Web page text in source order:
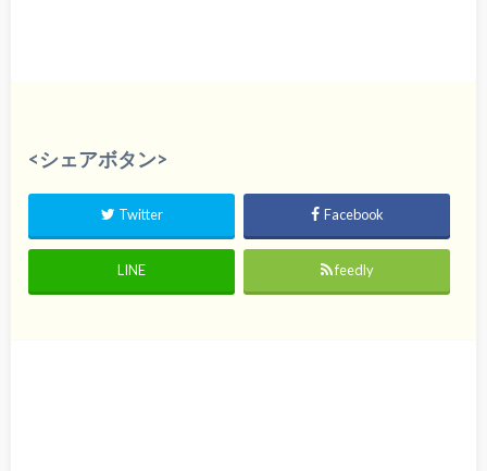
<シェアボタン>
Twitter Facebook
LINE feedly